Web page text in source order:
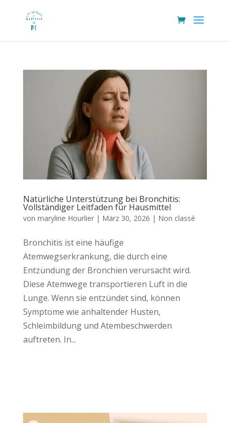
Natürliche Unterstützung bei Bronchitis:
Vollständiger Leitfaden für Hausmittel
von maryline Hourlier| März 30, 2026 | Non classé
Bronchitis ist eine häufige
Atemwegserkrankung, die durch eine
Entzündung der Bronchien verursacht wird.
Diese Atemwege transportieren Luft in die
Lunge. Wenn sie entzündet sind, können
Symptome wie anhaltender Husten,
Schleimbildung und Atembeschwerden
auftreten. In...